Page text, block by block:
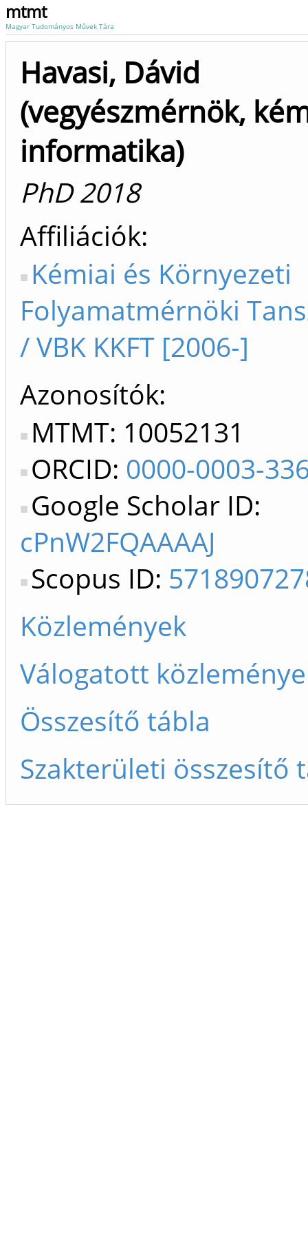
mtmt
Magyar Tudományos Művek Tára
Havasi, Dávid
(vegyészmérnök,
informatika)
PhD 2018
Affiliációk
Kémiai és Környezeti
Folyamatmérnöki
/ VBK KKFT [2006-]
Azonosítók
MTMT: 10052131
ORCID: 0000-0003-
Google Scholar ID:
cPnW2FQAAAAJ
Scopus ID:
Közlemények
Válogatott
Összesítő tábla
Szakterületi összesítő